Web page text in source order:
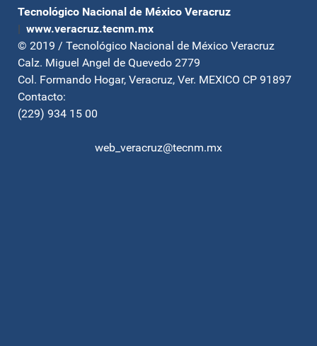
Tecnológico Nacional de México Veracruz
| www.veracruz.tecnm.mx
© 2019 / Tecnológico Nacional de México Veracruz
Calz. Miguel Angel de Quevedo 2779
Col. Formando Hogar, Veracruz, Ver. MEXICO CP 91897
Contacto:
(229) 934 15 00
web_veracruz@tecnm.mx